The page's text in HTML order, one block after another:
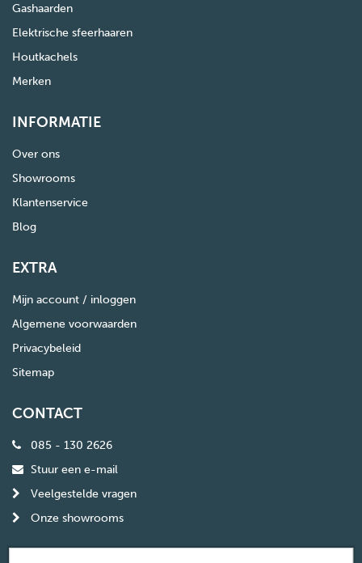
Gashaarden
Elektrische sfeerhaaren
Houtkachels
Merken
INFORMATIE
Over ons
Showrooms
Klantenservice
Blog
EXTRA
Mijn account / inloggen
Algemene voorwaarden
Privacybeleid
Sitemap
CONTACT
085 - 130 2626
Stuur een e-mail
Veelgestelde vragen
Onze showrooms